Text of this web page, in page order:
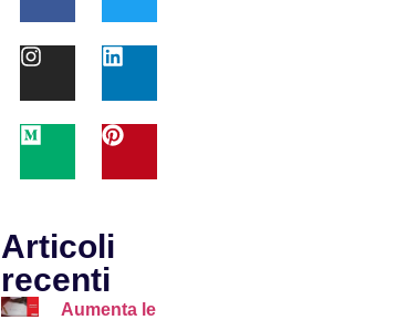
Articoli
recenti
Aumenta le